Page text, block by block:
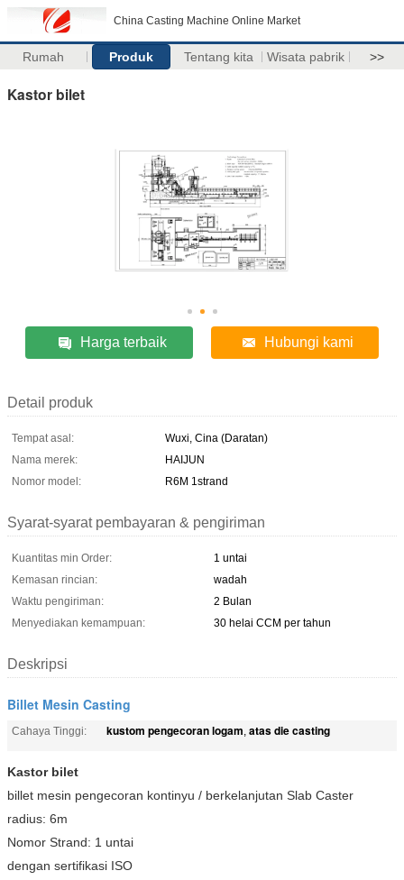
China Casting Machine Online Market
Rumah Produk Tentang kita Wisata pabrik >>
Kastor bilet
Harga terbaik Hubungi kami
Detail produk
Tempat asal:
Wuxi, Cina (Daratan)
Nama merek:
HAIJUN
Nomor model:
R6M 1strand
Syarat-syarat pembayaran & pengiriman
Kuantitas min Order:
1 untai
Kemasan rincian:
wadah
Waktu pengiriman:
2 Bulan
Menyediakan kemampuan:
30 helai CCM per tahun
Deskripsi
Billet Mesin Casting
Cahaya Tinggi: kustom pengecoran logam, atas die casting
Kastor bilet
billet mesin pengecoran kontinyu / berkelanjutan Slab Caster
radius: 6m
Nomor Strand: 1 untai
dengan sertifikasi ISO